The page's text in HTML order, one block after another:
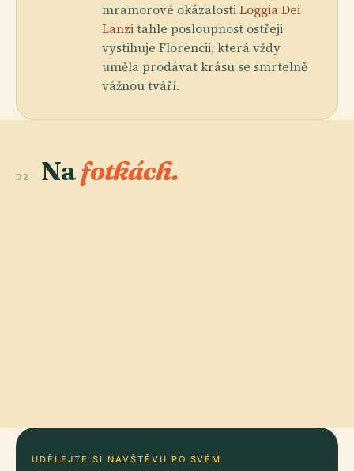
mramorové okázalostiLoggia Dei
Lanzitahle posloupnost ostřeji
vystihuje Florencii, která vždy
uměla prodávat krásu se smrtelně
vážnou tváří.
02 Nafotkách.
UDĚLEJTE SI NÁVŠTĚVU PO SVÉM